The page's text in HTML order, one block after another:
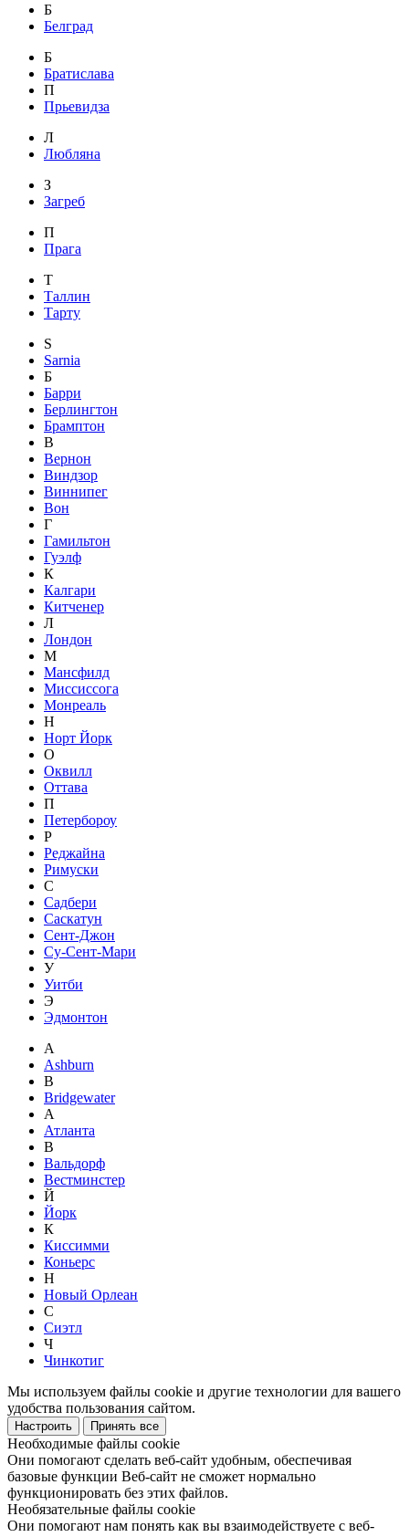
Б
Белград
Б
Братислава
П
Прьевидза
Л
Любляна
З
Загреб
П
Прага
Т
Таллин
Тарту
S
Sarnia
Б
Барри
Берлингтон
Брамптон
В
Вернон
Виндзор
Виннипег
Вон
Г
Гамильтон
Гуэлф
К
Калгари
Китченер
Л
Лондон
М
Мансфилд
Миссиссога
Монреаль
Н
Норт Йорк
О
Оквилл
Оттава
П
Петербороу
Р
Реджайна
Римуски
С
Садбери
Саскатун
Сент-Джон
Су-Сент-Мари
У
Уитби
Э
Эдмонтон
A
Ashburn
B
Bridgewater
А
Атланта
В
Вальдорф
Вестминстер
Й
Йорк
К
Киссимми
Коньерс
Н
Новый Орлеан
С
Сиэтл
Ч
Чинкотиг
Мы используем файлы cookie и другие технологии для вашего
удобства пользования сайтом.
Настроить Принять все
Необходимые файлы cookie
Они помогают сделать веб-сайт удобным, обеспечивая
базовые функции Веб-сайт не сможет нормально
функционировать без этих файлов.
Необязательные файлы cookie
Они помогают нам понять как вы взаимодействуете с веб-